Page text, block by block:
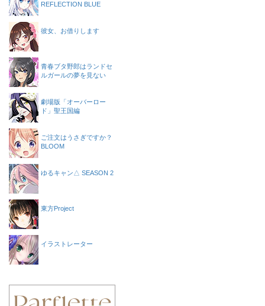
REFLECTION BLUE
彼女、お借りします
青春ブタ野郎はランドセ
ルガールの夢を見ない
劇場版「オーバーロー
ド」聖王国編
ご注文はうさぎですか？
BLOOM
ゆるキャン△ SEASON 2
東方Project
イラストレーター